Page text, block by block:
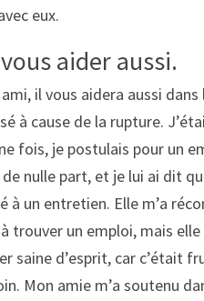
eux.
aider aussi.
il vous aidera aussi
à cause de la rupture.
fois, je postulais pour un
nulle part, et je lui ai dit
à un entretien. Elle m’a
trouver un emploi, mais
saine d’esprit, car c’était
Mon amie m’a soutenu